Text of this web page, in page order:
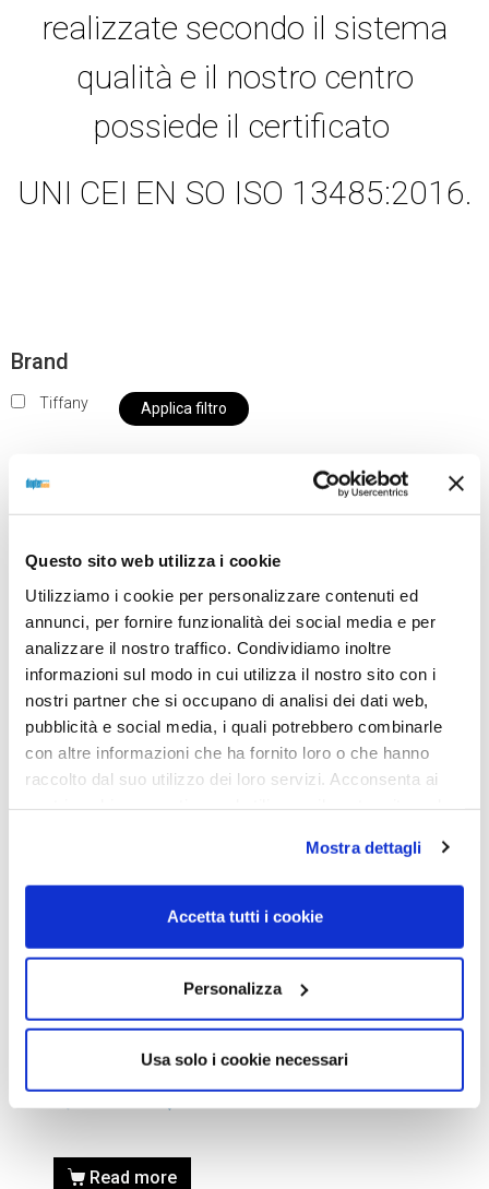
Questo sito web utilizza i cookie
Utilizziamo i cookie per personalizzare contenuti ed
annunci, per fornire funzionalità dei social media e per
analizzare il nostro traffico. Condividiamo inoltre
informazioni sul modo in cui utilizza il nostro sito con i
nostri partner che si occupano di analisi dei dati web,
pubblicità e social media, i quali potrebbero combinarle
con altre informazioni che ha fornito loro o che hanno
raccolto dal suo utilizzo dei loro servizi. Acconsenta ai
Mostra dettagli
Accetta tutti i cookie
Personalizza
Usa solo i cookie necessari
realizzate secondo il sistema
qualità e il nostro centro
possiede il certificato
UNI CEI EN SO ISO 13485:2016.
Brand
Tiffany Applica filtro
nostro negozio non saranno disponibili per la
spedizione fino al giorno 31 agosto. BUONE FERIE
da OTTICA DIOPTER
Showing the single result
TF3072 – 60019S Calibro 59
300,00€ 205,00€
Read more